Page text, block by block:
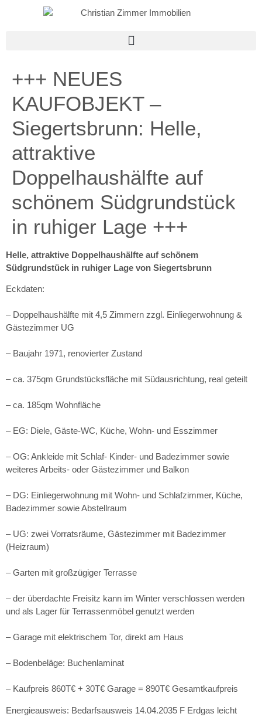
+++ NEUES
KAUFOBJEKT –
Siegertsbrunn: Helle,
attraktive
Doppelhaushälfte auf
schönem Südgrundstück
in ruhiger Lage +++
Helle, attraktive Doppelhaushälfte auf schönem
Südgrundstück in ruhiger Lage von Siegertsbrunn
Eckdaten:
– Doppelhaushälfte mit 4,5 Zimmern zzgl. Einliegerwohnung &
Gästezimmer UG
– Baujahr 1971, renovierter Zustand
– ca. 375qm Grundstücksfläche mit Südausrichtung, real geteilt
– ca. 185qm Wohnfläche
– EG: Diele, Gäste-WC, Küche, Wohn- und Esszimmer
– OG: Ankleide mit Schlaf- Kinder- und Badezimmer sowie
weiteres Arbeits- oder Gästezimmer und Balkon
– DG: Einliegerwohnung mit Wohn- und Schlafzimmer, Küche,
Badezimmer sowie Abstellraum
– UG: zwei Vorratsräume, Gästezimmer mit Badezimmer
(Heizraum)
– Garten mit großzügiger Terrasse
– der überdachte Freisitz kann im Winter verschlossen werden
und als Lager für Terrassenmöbel genutzt werden
– Garage mit elektrischem Tor, direkt am Haus
– Bodenbeläge: Buchenlaminat
– Kaufpreis 860T€ + 30T€ Garage = 890T€ Gesamtkaufpreis
Energieausweis: Bedarfsausweis 14.04.2035 F Erdgas leicht